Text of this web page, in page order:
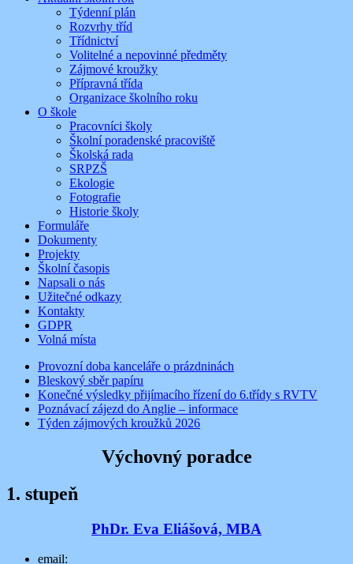
Týdenní plán
Rozvrhy tříd
Třídnictví
Volitelné a nepovinné předměty
Zájmové kroužky
Přípravná třída
Organizace školního roku
O škole
Pracovníci školy
Školní poradenské pracoviště
Školská rada
SRPZŠ
Ekologie
Fotografie
Historie školy
Formuláře
Dokumenty
Projekty
Školní časopis
Napsali o nás
Užitečné odkazy
Kontakty
GDPR
Volná místa
Provozní doba kanceláře o prázdninách
Bleskový sběr papíru
Konečné výsledky přijímacího řízení do 6.třídy s RVTV
Poznávací zájezd do Anglie – informace
Týden zájmových kroužků 2026
Výchovný poradce
1. stupeň
PhDr. Eva Eliášová, MBA
email: